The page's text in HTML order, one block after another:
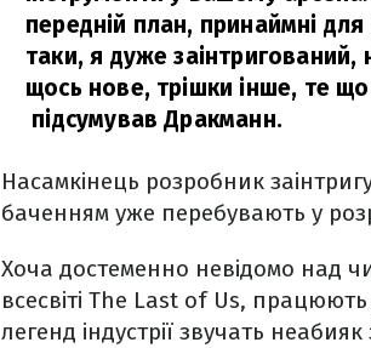
передній план, принаймні
таки, я дуже
щось нове, трішки інше, те
підсумував Дракманн.
Насамкінець розробник
баченням уже перебувають у
Хоча достеменно невідомо над
всесвіті The Last of Us,
легенд індустрії звучать